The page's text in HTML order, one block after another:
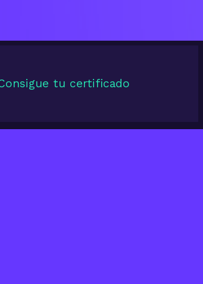
tu certificado